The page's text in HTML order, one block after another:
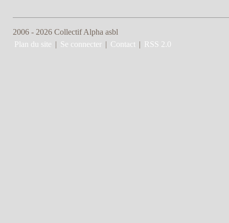
2006 - 2026 Collectif Alpha asbl
Plan du site | Se connecter | Contact | RSS 2.0